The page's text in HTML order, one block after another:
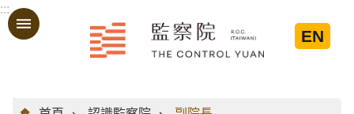
跳到主要內容區塊
:::
EN
:::